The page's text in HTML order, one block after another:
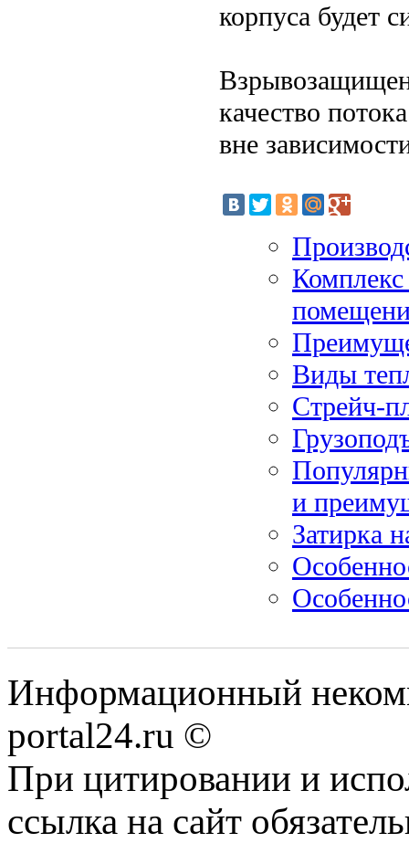
корпуса будет
качество
вне
Виды
Стрейч-
и
Затирка
Информационный
portal24.ru ©
При цитировании и
ссылка на сайт